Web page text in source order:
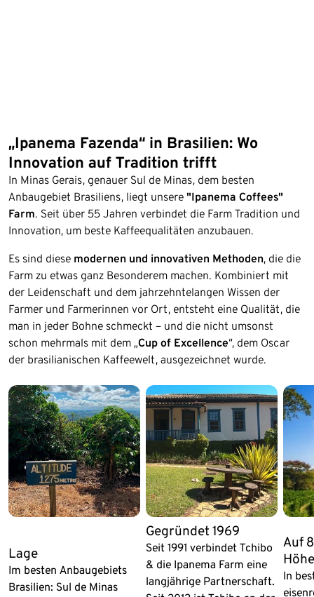
„Ipanema Fazenda“ in Brasilien: Wo
Innovation auf Tradition trifft
In Minas Gerais, genauer Sul de Minas, dem besten
Anbaugebiet Brasiliens, liegt unsere "Ipanema Coffees"
Farm. Seit über 55 Jahren verbindet die Farm Tradition und
Innovation, um beste Kaffeequalitäten anzubauen.
Es sind diese modernen und innovativen Methoden, die die
Farm zu etwas ganz Besonderem machen. Kombiniert mit
der Leidenschaft und dem jahrzehntelangen Wissen der
Farmer und Farmerinnen vor Ort, entsteht eine Qualität, die
man in jeder Bohne schmeckt – und die nicht umsonst
schon mehrmals mit dem „Cup of Excellence“, dem Oscar
der brasilianischen Kaffeewelt, ausgezeichnet wurde.
Lage
Im besten Anbaugebiets
Brasilien: Sul de Minas
Gegründet 1969
Seit 1991 verbindet Tchibo
& die Ipanema Farm eine
langjährige Partnerschaft.
Auf
Höhe
In